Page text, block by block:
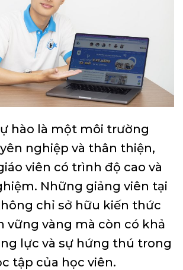
hào là một môi trường
nghiệp và thân thiện,
viên có trình độ cao và
Những giảng viên tại
chỉ sở hữu kiến thức
vững vàng mà còn có khả
lực và sự hứng thú trong
tập của học viên.